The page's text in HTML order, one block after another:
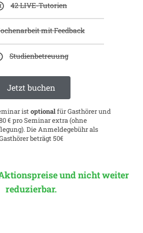
42 LIVE-Tutorien
mit Feedback
Studienbetreuung
Jetzt buchen
istoptionalfür Gasthörer und
€ pro Seminar extra (ohne
Die Anmeldegebühr als
beträgt 50€
und nicht weiter
reduzierbar.